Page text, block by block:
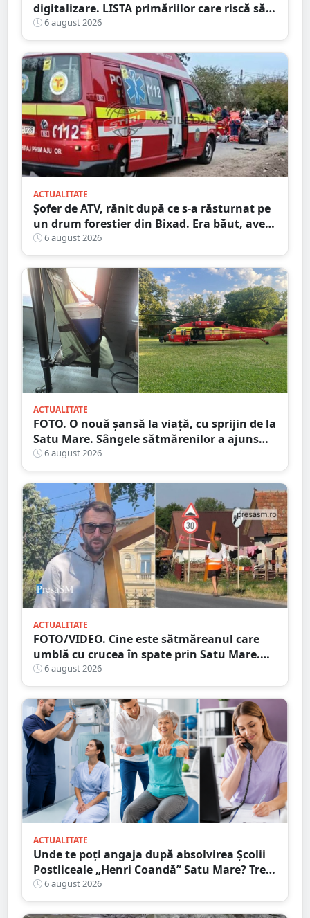
digitalizare. LISTA primăriilor care riscă să
piardă bani de la buget
6 august 2026
ACTUALITATE
Șofer de ATV, rănit după ce s-a răsturnat pe
un drum forestier din Bixad. Era băut, avea
permisul anulat, iar vehiculul nu era
înmatriculat
6 august 2026
ACTUALITATE
FOTO. O nouă șansă la viață, cu sprijin de la
Satu Mare. Sângele sătmărenilor a ajuns
într-o misiune contra cronometru pentru
un transplant hepatic
6 august 2026
ACTUALITATE
FOTO/VIDEO. Cine este sătmăreanul care
umblă cu crucea în spate prin Satu Mare.
De ce face acest gest
6 august 2026
ACTUALITATE
Unde te poți angaja după absolvirea Școlii
Postliceale „Henri Coandă” Satu Mare? Trei
calificări medicale, numeroase oportunități
de carieră
6 august 2026